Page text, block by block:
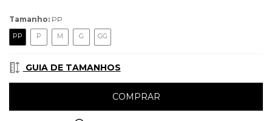
Tamanho: PP
PP P M G GG
GUIA DE TAMANHOS